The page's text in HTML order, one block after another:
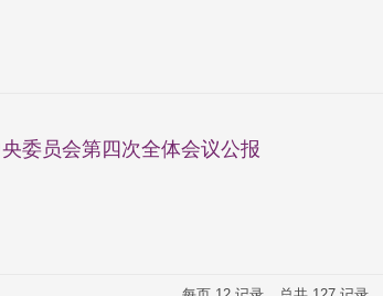
委员会第四次全体会议公报